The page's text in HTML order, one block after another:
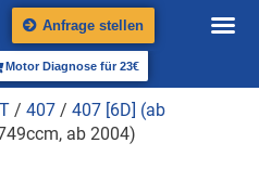
Anfrage stellen
Motor Diagnose für 23€
/ 407 / 407 [6D] (ab
ab 2004)